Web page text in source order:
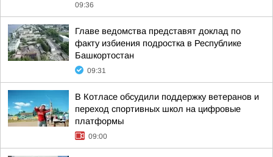
09:36
Главе ведомства представят доклад по
факту избиения подростка в Республике
Башкортостан
09:31
В Котласе обсудили поддержку ветеранов и
переход спортивных школ на цифровые
платформы
09:00